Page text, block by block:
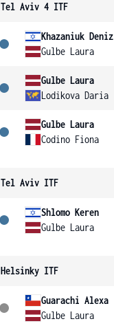
Tel Aviv 4 ITF
Khazaniuk Deniz
Gulbe Laura
Gulbe Laura
Lodikova Daria
Gulbe Laura
Codino Fiona
Tel Aviv ITF
Shlomo Keren
Gulbe Laura
Helsinky ITF
Guarachi Alexa
Gulbe Laura